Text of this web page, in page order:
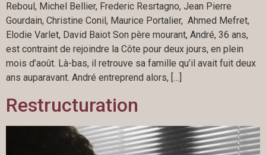
Reboul, Michel Bellier, Frederic Resrtagno, Jean Pierre
Gourdain, Christine Conil, Maurice Portalier, Ahmed Mefret,
Elodie Varlet, David Baiot Son père mourant, André, 36 ans,
est contraint de rejoindre la Côte pour deux jours, en plein
mois d’août. Là-bas, il retrouve sa famille qu’il avait fuit deux
ans auparavant. André entreprend alors, […]
Restructuration